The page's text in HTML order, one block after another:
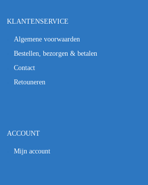
KLANTENSERVICE
Algemene voorwaarden
Bestellen, bezorgen & betalen
Contact
Retouneren
ACCOUNT
Mijn account